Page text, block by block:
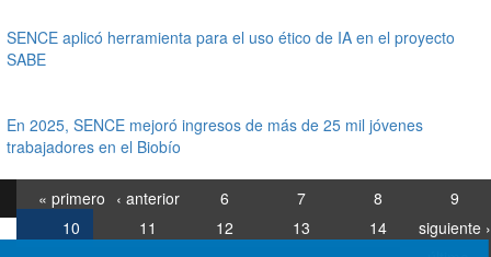
SENCE aplicó herramienta para el uso ético de IA en el proyecto
SABE
En 2025, SENCE mejoró ingresos de más de 25 mil jóvenes
trabajadores en el Biobío
« primero ‹ anterior 6 7 8
9
10
11 12 13 14
siguiente ›